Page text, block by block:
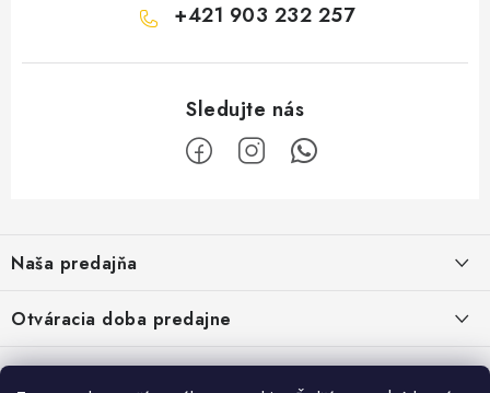
+421 903 232 257
p
ä
i
Naša predajňa
Námestie Slobody 1164/1,
946 32 Marcelová
Google map - plánovanie cesty
Otváracia doba predajne
Pondelok-Piatok: 8.00-17.00 hod.